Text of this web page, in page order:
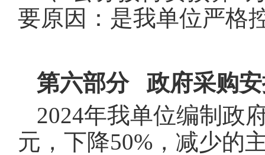
要原因：是我单位严格
第六部分 政府采购
2024年我单位编制政
元，下降50%，减少的